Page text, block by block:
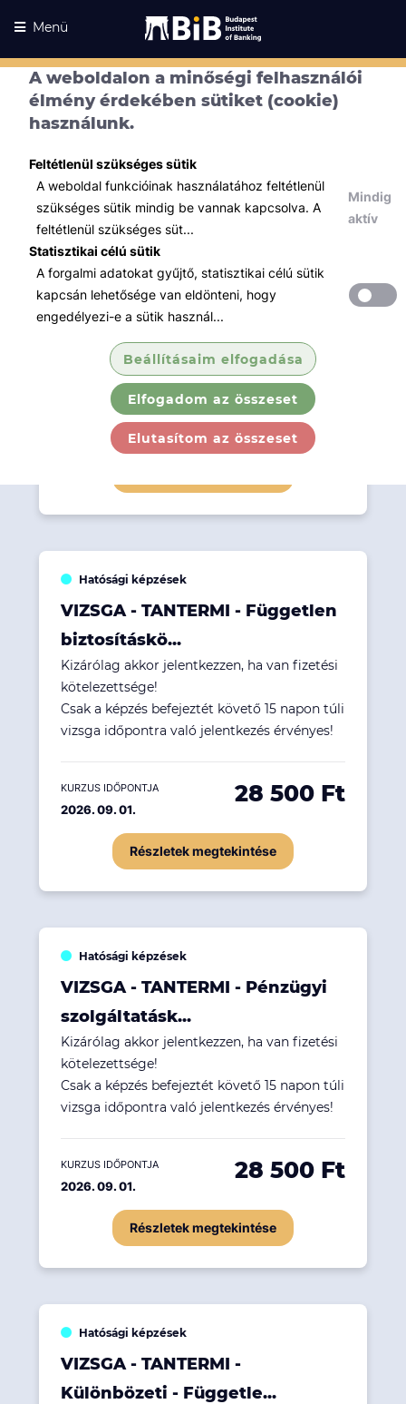
A weboldalon a minőségi felhasználói
élmény érdekében sütiket (cookie)
használunk.
Feltétlenül szükséges sütik
A weboldal funkcióinak használatához feltétlenül
szükséges sütik mindig be vannak kapcsolva. A
feltétlenül szükséges süt...
Mindig
aktív
Statisztikai célú sütik
A forgalmi adatokat gyűjtő, statisztikai célú sütik
kapcsán lehetősége van eldönteni, hogy
engedélyezi-e a sütik használ...
Beállításaim elfogadása
Elfogadom az összeset
Elutasítom az összeset
Menü
Kurzusaink Kurzusaink
Minden témában
Összes
Hatósági képzések
VIZSGA - TANTERMI - Függő
biztosításközvet...
Kizárólag akkor jelentkezzen, ha van fizetési
kötelezettsége!
vizsga időpontra való jelentkezés érvényes!
KURZUS IDŐPONTJA
2026. 09. 01.
28 500 Ft
Hatósági képzések
VIZSGA - TANTERMI - Független
biztosításkö...
Kizárólag akkor jelentkezzen, ha van fizetési
kötelezettsége!
Csak a képzés befejeztét követő 15 napon túli
vizsga időpontra való jelentkezés érvényes!
KURZUS IDŐPONTJA
2026. 09. 01.
28 500 Ft
Részletek megtekintése
Hatósági képzések
VIZSGA - TANTERMI - Pénzügyi
szolgáltatásk...
Kizárólag akkor jelentkezzen, ha van fizetési
kötelezettsége!
Csak a képzés befejeztét követő 15 napon túli
vizsga időpontra való jelentkezés érvényes!
KURZUS IDŐPONTJA
2026. 09. 01.
28 500 Ft
Részletek megtekintése
Hatósági képzések
VIZSGA - TANTERMI -
Különbözeti - Függetle...